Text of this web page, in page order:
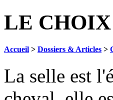
LE
Accueil > Dossiers & Articles >
La selle est